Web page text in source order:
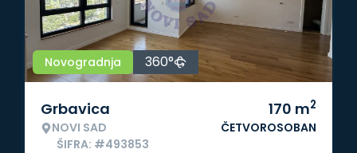
Novogradnja 360°
Grbavica
NOVI SAD
ŠIFRA: #493853
170 m2
ČETVOROSOBAN